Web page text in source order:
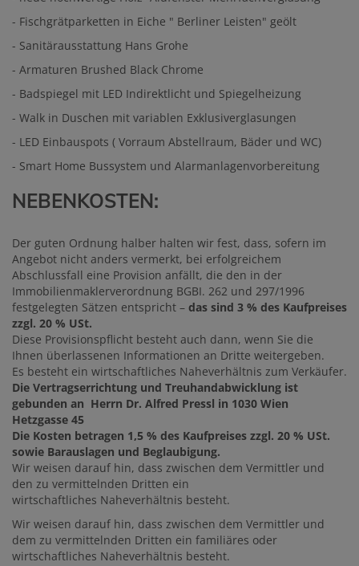
- Fischgrätparketten in Eiche " Berliner Leisten" geölt
- Sanitärausstattung Hans Grohe
- Armaturen Brushed Black Chrome
- Badspiegel mit LED Indirektlicht und Spiegelheizung
- Walk in Duschen mit variablen Exklusiverglasungen
- LED Einbauspots ( Vorraum Abstellraum, Bäder und WC)
- Smart Home Bussystem und Alarmanlagenvorbereitung
NEBENKOSTEN:
Der guten Ordnung halber halten wir fest, dass, sofern im
Angebot nicht anders vermerkt, bei erfolgreichem
Abschlussfall eine Provision anfällt, die den in der
Immobilienmaklerverordnung BGBI. 262 und 297/1996
festgelegten Sätzen entspricht – das sind 3 % des Kaufpreises
zzgl. 20 % USt.
Diese Provisionspflicht besteht auch dann, wenn Sie die
Ihnen überlassenen Informationen an Dritte weitergeben.
Es besteht ein wirtschaftliches Naheverhältnis zum Verkäufer.
Die Vertragserrichtung und Treuhandabwicklung ist
gebunden an Herrn Dr. Alfred Pressl in 1030 Wien
Hetzgasse 45
Die Kosten betragen 1,5 % des Kaufpreises zzgl. 20 % USt.
sowie Barauslagen und Beglaubigung.
Wir weisen darauf hin, dass zwischen dem Vermittler und
den zu vermittelnden Dritten ein
wirtschaftliches Naheverhältnis besteht.
Wir weisen darauf hin, dass zwischen dem Vermittler und
dem zu vermittelnden Dritten ein familiäres oder
wirtschaftliches Naheverhältnis besteht.